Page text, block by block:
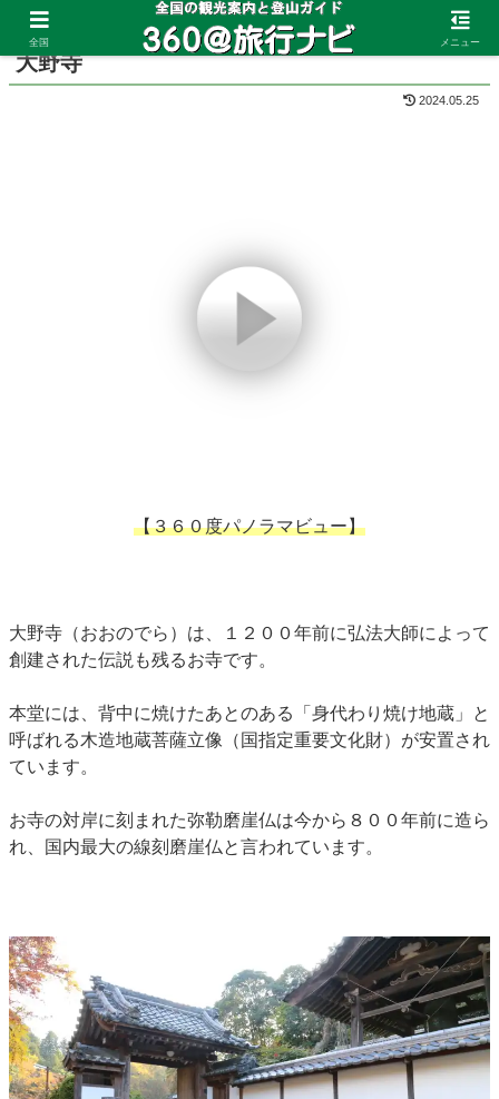
ホーム 奈良県 室生
大野寺
2024.05.25
【３６０度パノラマビュー】
大野寺（おおのでら）は、１２００年前に弘法大師によって
創建された伝説も残るお寺です。
本堂には、背中に焼けたあとのある「身代わり焼け地蔵」と
呼ばれる木造地蔵菩薩立像（国指定重要文化財）が安置され
ています。
お寺の対岸に刻まれた弥勒磨崖仏は今から８００年前に造ら
れ、国内最大の線刻磨崖仏と言われています。
全国 メニュー